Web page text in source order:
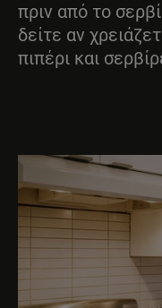
πριν από το
δείτε αν
πιπέρι και